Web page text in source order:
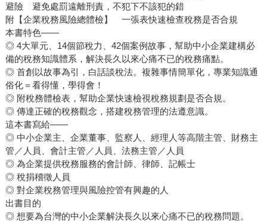
避險 避免處罰遠離刑責，不犯下不該犯的錯
附【企業稅務風險總體檢】 一張表快速檢查稅務是否合規
本書特色——
◎ 4大單元、14個節稅力、42個案例故事，幫助中小企業建構必
備的稅務知識體系，解決長久以來心痛不已的稅務痛點。
◎ 首創以故事為引，白話談稅法。複雜事情簡單化，專業知識通
俗化＝看得懂，學得會！
◎ 附稅務體檢表，幫助企業快速檢視稅務規劃是否合規。
◎ 傳達正確的稅務觀念，搭建稅務管理的法遵意識。
這本書寫給——
◎ 中小企業主、企業董事、監察人、經理人等高階主管、財務主
管／人員、會計主管／人員、法務主管／人員
◎ 為企業提供稅務服務的會計師、律師、記帳士
◎ 稅捐稽徵人員
◎ 對企業稅務管理與風險控管有興趣的人
出書目的
◎ 想要為台灣的中小企業解決長久以來心痛不已的稅務問題。